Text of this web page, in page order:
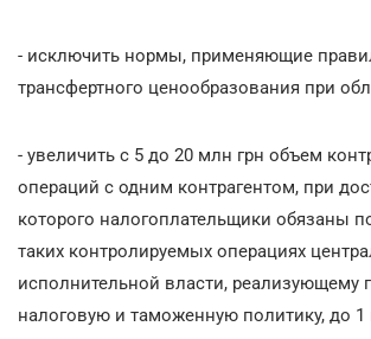
- исключить нормы, применяющие
трансфертного ценообразования при
- увеличить с 5 до 20 млн грн объем
операций с одним контрагентом, при
которого налогоплательщики обязаны
таких контролируемых операциях
исполнительной власти, реализующему
налоговую и таможенную политику, до 1